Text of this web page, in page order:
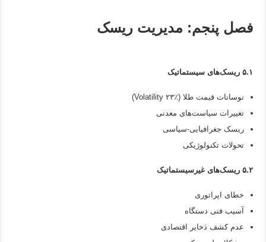
فصل پنجم: مدیریت ریسک
۵.۱ ریسک‌های سیستماتیک
نوسانات قیمت طلا (Volatility ۲۳٪)
تغییرات سیاست‌های معدنی
ریسک جغرافیایی-سیاسی
تحولات تکنولوژیکی
۵.۲ ریسک‌های غیرسیستماتیک
خطای اپراتوری
آسیب فنی دستگاه
عدم کشف ذخایر اقتصادی